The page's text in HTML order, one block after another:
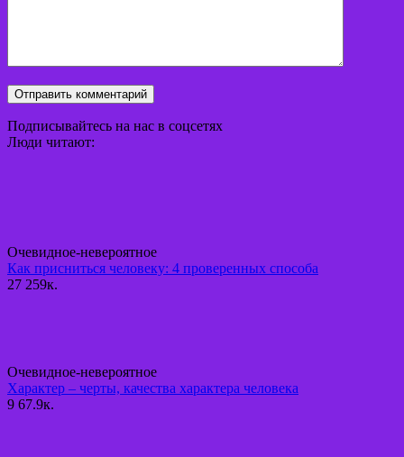
Подписывайтесь на нас в соцсетях
Люди читают:
Очевидное-невероятное
Как присниться человеку: 4 проверенных способа
27 259к.
Очевидное-невероятное
Характер – черты, качества характера человека
9 67.9к.